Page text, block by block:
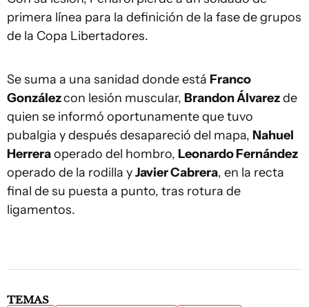
primera línea para la definición de la fase de grupos
de la Copa Libertadores.
Se suma a una sanidad donde está Franco
Gonzálezcon lesión muscular, Brandon Álvarezde
quien se informó oportunamente que tuvo
pubalgia y después desapareció del mapa, Nahuel
Herreraoperado del hombro, Leonardo Fernández
operado de la rodilla yJavier Cabrera, en la recta
final de su puesta a punto, tras rotura de
ligamentos.
TEMAS